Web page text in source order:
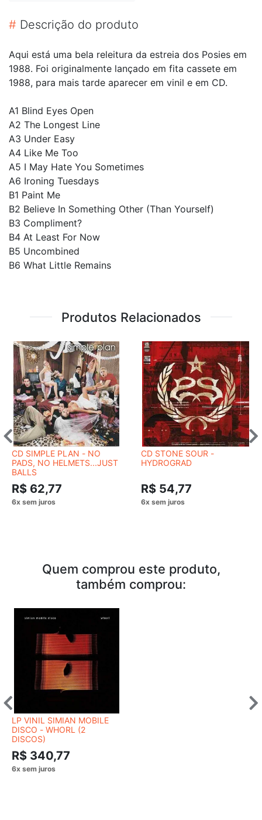
# Descrição do produto
Aqui está uma bela releitura da estreia dos Posies em
1988. Foi originalmente lançado em fita cassete em
1988, para mais tarde aparecer em vinil e em CD.
A1 Blind Eyes Open
A2 The Longest Line
A3 Under Easy
A4 Like Me Too
A5 I May Hate You Sometimes
A6 Ironing Tuesdays
B1 Paint Me
B2 Believe In Something Other (Than Yourself)
B3 Compliment?
B4 At Least For Now
B5 Uncombined
B6 What Little Remains
Produtos Relacionados
CD SIMPLE PLAN - NO
PADS, NO HELMETS...JUST
BALLS
R$ 62,77
CD STONE SOUR -
HYDROGRAD
R$ 54,77
Quem comprou este produto,
também comprou:
LP VINIL SIMIAN MOBILE
DISCO - WHORL (2
DISCOS)
R$ 340,77